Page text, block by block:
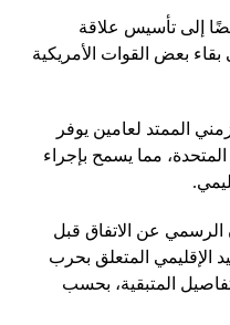
إلى تأسيس علاقة
بعض القوات الأمريكية
الممتد لعامين يوفر
مما يسمح بإجراء
الرسمي عن الاتفاق قبل
الإقليمي المتعلق بحرب
المتبقية، بحسب